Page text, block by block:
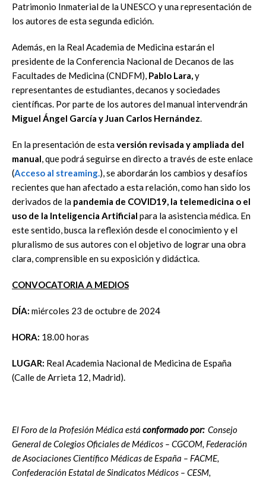
Patrimonio Inmaterial de la UNESCO y una representación de
los autores de esta segunda edición.
Además, en la Real Academia de Medicina estarán el
presidente de la Conferencia Nacional de Decanos de las
Facultades de Medicina (CNDFM), Pablo Lara,y
representantes de estudiantes, decanos y sociedades
científicas. Por parte de los autores del manual intervendrán
Miguel Ángel García y Juan Carlos Hernández.
En la presentación de estaversión revisada y ampliada del
manual, que podrá seguirse en directo a través de este enlace
(Acceso al streaming.), se abordarán los cambios y desafíos
recientes que han afectado a esta relación, como han sido los
derivados de la pandemia de COVID19, la telemedicina o el
uso de la Inteligencia Artificial para la asistencia médica. En
este sentido, busca la reflexión desde el conocimiento y el
pluralismo de sus autores con el objetivo de lograr una obra
clara, comprensible en su exposición y didáctica.
CONVOCATORIA A MEDIOS
DÍA: miércoles 23 de octubre de 2024
HORA: 18.00 horas
LUGAR: Real Academia Nacional de Medicina de España
(Calle de Arrieta 12, Madrid).
El Foro de la Profesión Médica está conformado por:Consejo
General de Colegios Oficiales de Médicos – CGCOM, Federación
de Asociaciones Científico Médicas de España – FACME,
Confederación Estatal de Sindicatos Médicos – CESM,